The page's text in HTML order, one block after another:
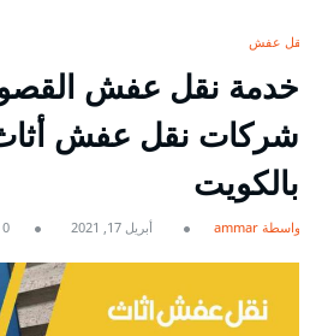
نقل عفش
شركات نقل عفش
بالكويت
بواسطة ammar أبريل 17, 2021 0